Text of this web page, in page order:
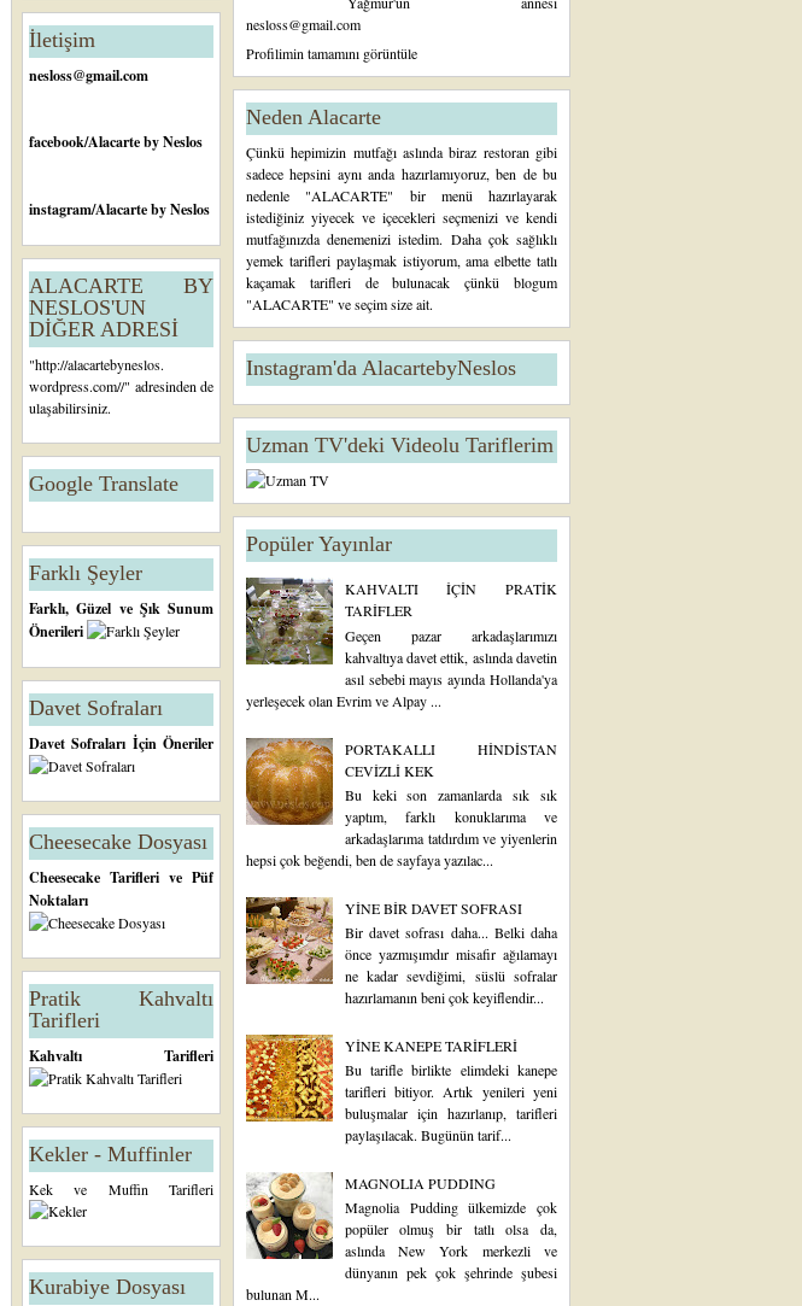
İletişim
nesloss@gmail.com
facebook/Alacarte by Neslos
instagram/Alacarte by Neslos
ALACARTE BY
NESLOS'UN
DİĞER ADRESİ
"http://alacartebyneslos.
wordpress.com//" adresinden de
ulaşabilirsiniz.
Google Translate
Farklı Şeyler
Farklı, Güzel ve Şık Sunum
Önerileri
Davet Sofraları
Davet Sofraları İçin Öneriler
Cheesecake Dosyası
Cheesecake Tarifleri ve Püf
Noktaları
Pratik Kahvaltı
Tarifleri
Kahvaltı Tarifleri
Kekler - Muffinler
Kek ve Muffin Tarifleri
Kurabiye Dosyası
nesloss@gmail.com
Profilimin tamamını görüntüle
Neden Alacarte
Çünkü hepimizin mutfağı aslında biraz restoran gibi
sadece hepsini aynı anda hazırlamıyoruz, ben de bu
nedenle "ALACARTE" bir menü hazırlayarak
istediğiniz yiyecek ve içecekleri seçmenizi ve kendi
mutfağınızda denemenizi istedim. Daha çok sağlıklı
yemek tarifleri paylaşmak istiyorum, ama elbette tatlı
kaçamak tarifleri de bulunacak çünkü blogum
"ALACARTE" ve seçim size ait.
Instagram'da AlacartebyNeslos
Uzman TV'deki Videolu Tariflerim
Popüler Yayınlar
KAHVALTI İÇİN PRATİK
TARİFLER
Geçen pazar arkadaşlarımızı
kahvaltıya davet ettik, aslında davetin
asıl sebebi mayıs ayında Hollanda'ya
yerleşecek olan Evrim ve Alpay ...
PORTAKALLI HİNDİSTAN
CEVİZLİ KEK
Bu keki son zamanlarda sık sık
yaptım, farklı konuklarıma ve
arkadaşlarıma tatdırdım ve yiyenlerin
hepsi çok beğendi, ben de sayfaya yazılac...
YİNE BİR DAVET SOFRASI
Bir davet sofrası daha... Belki daha
önce yazmışımdır misafir ağılamayı
ne kadar sevdiğimi, süslü sofralar
hazırlamanın beni çok keyiflendir...
YİNE KANEPE TARİFLERİ
Bu tarifle birlikte elimdeki kanepe
tarifleri bitiyor. Artık yenileri yeni
buluşmalar için hazırlanıp, tarifleri
paylaşılacak. Bugünün tarif...
MAGNOLIA PUDDING
Magnolia Pudding ülkemizde çok
popüler olmuş bir tatlı olsa da,
aslında New York merkezli ve
dünyanın pek çok şehrinde şubesi
bulunan M...